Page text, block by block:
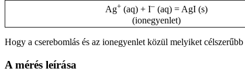
Ag+ (aq) + I– (aq) = AgI (s)
(ionegyenlet)
Hogy a cserebomlás és az ionegyenlet közül melyiket
A mérés leírása